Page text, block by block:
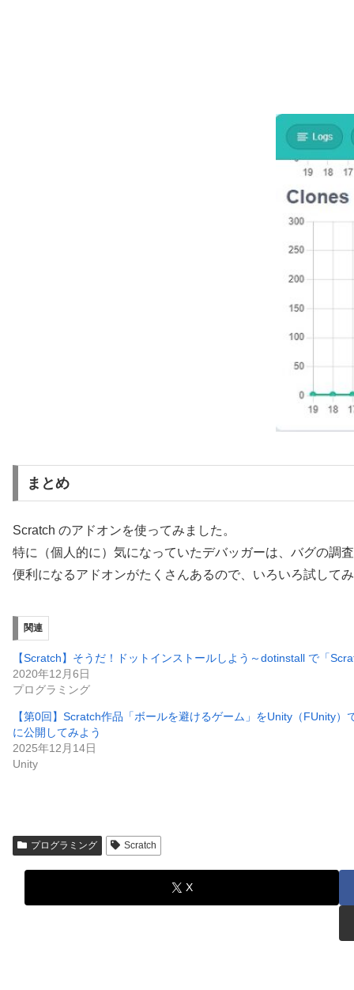
まとめ
Scratch のアドオンを使ってみました。
特に（個人的に）気になっていたデバッガーは、バグの調
便利になるアドオンがたくさんあるので、いろいろ試して
関連
【Scratch】そうだ！ドットインストールしよう～dotinstall で「
2020年12月6日
プログラミング
【第0回】Scratch作品「ボールを避けるゲーム」をUnity（FUnity）
に公開してみよう
2025年12月14日
Unity
プログラミング Scratch
X